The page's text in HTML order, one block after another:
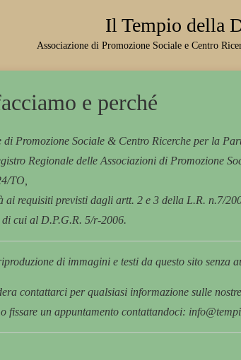
Il Tempio della
Associazione di Promozione Sociale e Centro
e perché
di Promozione Sociale & Centro Ricerche per la
Regionale delle Associazioni di Promozione
TO,
ai requisiti previsti dagli artt. 2 e 3 della L.R. n.7/
di cui al D.P.G.R. 5/r-2006.
di immagini e testi da questo sito senza
contattarci per qualsiasi informazione sulle
fissare un appuntamento contattandoci: